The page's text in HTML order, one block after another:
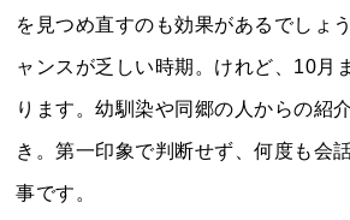
を見つめ直すのも効果があるでしょ
ャンスが乏しい時期。けれど、10月
ります。幼馴染や同郷の人からの紹
き。第一印象で判断せず、何度も会
事です。